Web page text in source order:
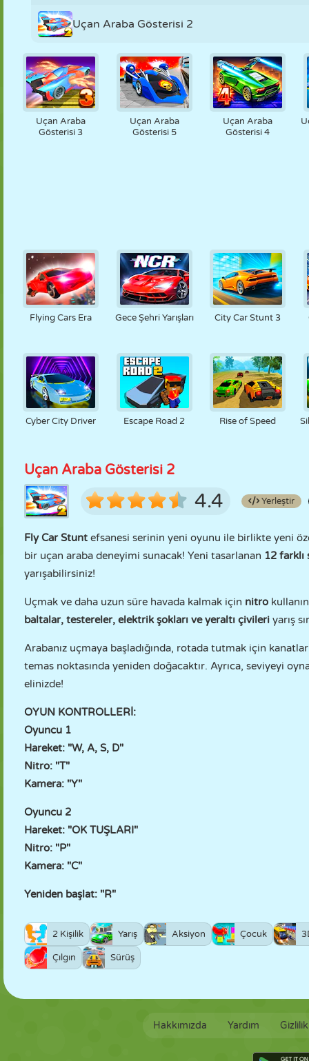
Uçan Araba Gösterisi 2
Uçan Araba
Gösterisi 3
Uçan Araba
Gösterisi 5
Uçan Araba
Gösterisi 4
Flying Cars Era Gece Şehri Yarışları City Car Stunt 3
Cyber City Driver Escape Road 2 Rise of Speed
Uçan Araba Gösterisi 2
4.4 Yerleştir
Fly Car Stunt efsanesi serinin yeni oyunu ile birlikte yeni
bir uçan araba deneyimi sunacak! Yeni tasarlanan 12 farklı
yarışabilirsiniz!
Uçmak ve daha uzun süre havada kalmak için nitro
baltalar, testereler, elektrik şokları ve yeraltı çivileri yarış
Arabanız uçmaya başladığında, rotada tutmak için
temas noktasında yeniden doğacaktır. Ayrıca, seviyeyi
elinizde!
OYUN KONTROLLERİ:
Oyuncu 1
Hareket: "W, A, S, D"
Nitro: "T"
Kamera: "Y"
Oyuncu 2
Hareket: "OK TUŞLARI"
Nitro: "P"
Kamera: "C"
Yeniden başlat: "R"
2 Kişilik Yarış Aksiyon Çocuk
Çılgın Sürüş
Hakkımızda Yardım